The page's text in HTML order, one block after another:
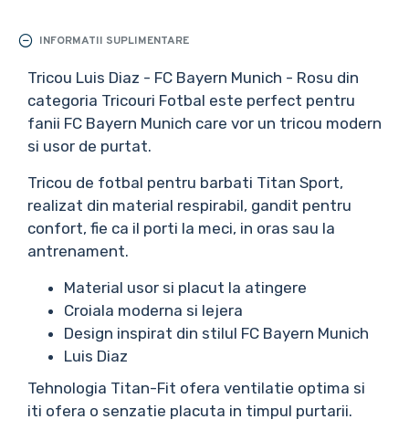
INFORMATII SUPLIMENTARE
Tricou Luis Diaz - FC Bayern Munich - Rosu din
categoria Tricouri Fotbal este perfect pentru
fanii FC Bayern Munich care vor un tricou modern
si usor de purtat.
Tricou de fotbal pentru barbati Titan Sport,
realizat din material respirabil, gandit pentru
confort, fie ca il porti la meci, in oras sau la
antrenament.
Material usor si placut la atingere
Croiala moderna si lejera
Design inspirat din stilul FC Bayern Munich
Luis Diaz
Tehnologia Titan-Fit ofera ventilatie optima si
iti ofera o senzatie placuta in timpul purtarii.